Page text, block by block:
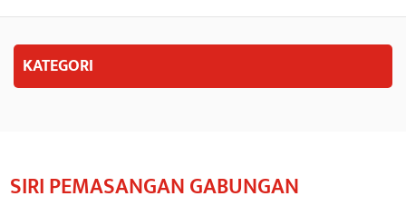
KATEGORI
SIRI PEMASANGAN GABUNGAN